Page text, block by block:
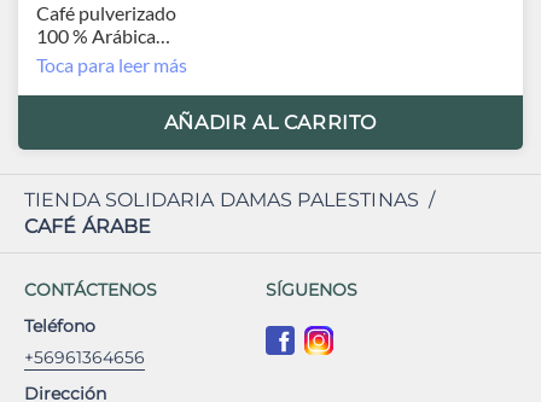
Café pulverizado
100 % Arábica
200 grs.
Origen Turquía
Toca para leer más
AÑADIR AL CARRITO
TIENDA SOLIDARIA DAMAS PALESTINAS /
CAFÉ ÁRABE
CONTÁCTENOS
Teléfono
+56961364656
Dirección
SÍGUENOS